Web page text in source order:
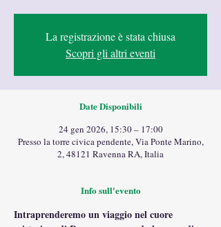
La registrazione è stata chiusa
Scopri gli altri eventi
Date Disponibili
24 gen 2026, 15:30 – 17:00
Presso la torre civica pendente, Via Ponte Marino,
2, 48121 Ravenna RA, Italia
Info sull'evento
Intraprenderemo un viaggio nel cuore